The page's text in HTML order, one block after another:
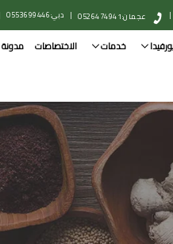
| عجمان: 0526474941 | دبي: 0553699446
خدمات الاختصاصات مدونة